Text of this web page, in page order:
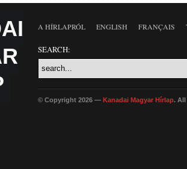
A HÍRLAPRÓL ENGLISH FRANÇAIS
SEARCH:
© Copyright 2026 — Kanadai Magyar Hírlap. All